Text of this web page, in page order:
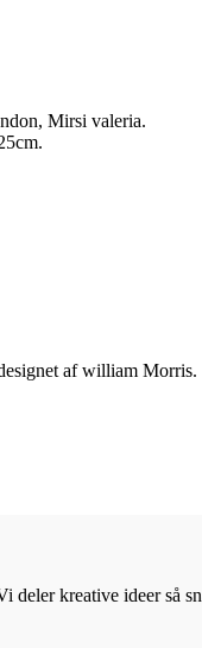
Mirsi valeria.
af william Morris.
deler kreative ideer